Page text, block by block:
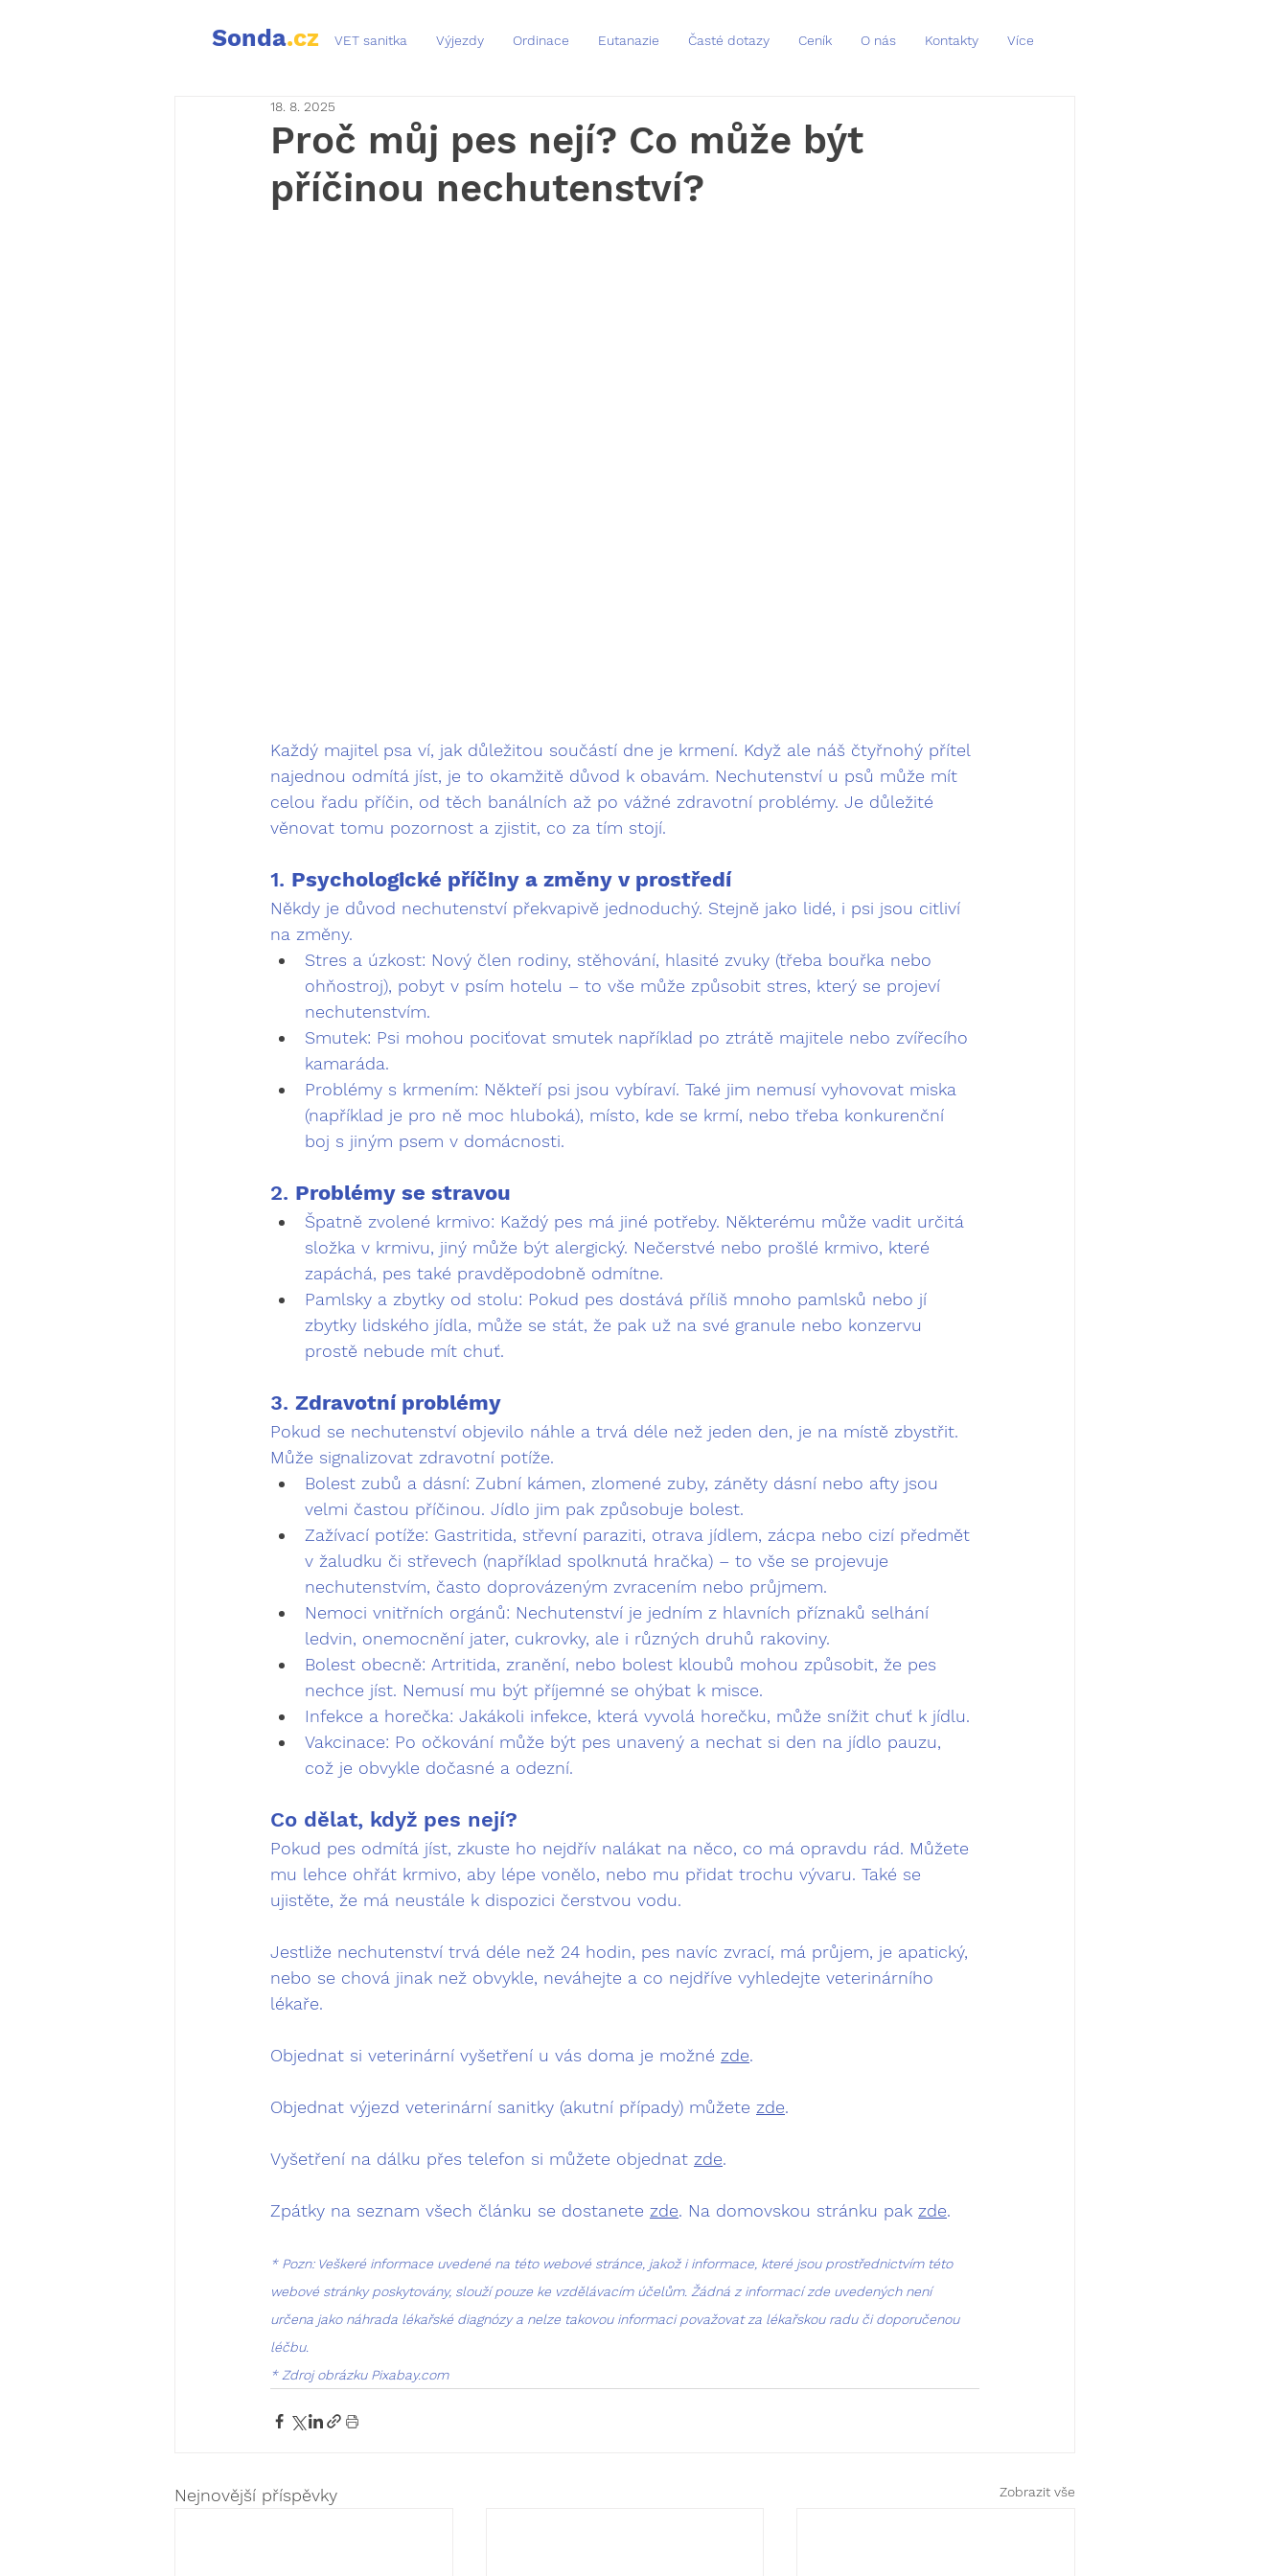
Sonda.cz VET sanitka Výjezdy Ordinace Eutanazie Časté dotazy Ceník O nás Kontakty Více
Proč můj pes nejí? Co může být
příčinou nechutenství?
18. 8. 2025
Každý majitel psa ví, jak důležitou součástí dne je krmení. Když ale náš čtyřnohý přítel
najednou odmítá jíst, je to okamžitě důvod k obavám. Nechutenství u psů může mít
celou řadu příčin, od těch banálních až po vážné zdravotní problémy. Je důležité
věnovat tomu pozornost a zjistit, co za tím stojí.
1. Psychologické příčiny a změny v prostředí
Někdy je důvod nechutenství překvapivě jednoduchý. Stejně jako lidé, i psi jsou citliví
na změny.
Stres a úzkost: Nový člen rodiny, stěhování, hlasité zvuky (třeba bouřka nebo
ohňostroj), pobyt v psím hotelu – to vše může způsobit stres, který se projeví
nechutenstvím.
Smutek: Psi mohou pociťovat smutek například po ztrátě majitele nebo zvířecího
kamaráda.
Problémy s krmením: Někteří psi jsou vybíraví. Také jim nemusí vyhovovat miska
(například je pro ně moc hluboká), místo, kde se krmí, nebo třeba konkurenční
boj s jiným psem v domácnosti.
2. Problémy se stravou
Špatně zvolené krmivo: Každý pes má jiné potřeby. Některému může vadit určitá
složka v krmivu, jiný může být alergický. Nečerstvé nebo prošlé krmivo, které
zapáchá, pes také pravděpodobně odmítne.
Pamlsky a zbytky od stolu: Pokud pes dostává příliš mnoho pamlsků nebo jí
zbytky lidského jídla, může se stát, že pak už na své granule nebo konzervu
prostě nebude mít chuť.
3. Zdravotní problémy
Pokud se nechutenství objevilo náhle a trvá déle než jeden den, je na místě zbystřit.
Může signalizovat zdravotní potíže.
Bolest zubů a dásní: Zubní kámen, zlomené zuby, záněty dásní nebo afty jsou
velmi častou příčinou. Jídlo jim pak způsobuje bolest.
Zažívací potíže: Gastritida, střevní paraziti, otrava jídlem, zácpa nebo cizí předmět
v žaludku či střevech (například spolknutá hračka) – to vše se projevuje
nechutenstvím, často doprovázeným zvracením nebo průjmem.
Nemoci vnitřních orgánů: Nechutenství je jedním z hlavních příznaků selhání
ledvin, onemocnění jater, cukrovky, ale i různých druhů rakoviny.
Bolest obecně: Artritida, zranění, nebo bolest kloubů mohou způsobit, že pes
nechce jíst. Nemusí mu být příjemné se ohýbat k misce.
Infekce a horečka: Jakákoli infekce, která vyvolá horečku, může snížit chuť k jídlu.
Vakcinace: Po očkování může být pes unavený a nechat si den na jídlo pauzu,
což je obvykle dočasné a odezní.
Co dělat, když pes nejí?
Pokud pes odmítá jíst, zkuste ho nejdřív nalákat na něco, co má opravdu rád. Můžete
mu lehce ohřát krmivo, aby lépe vonělo, nebo mu přidat trochu vývaru. Také se
ujistěte, že má neustále k dispozici čerstvou vodu.
Jestliže nechutenství trvá déle než 24 hodin, pes navíc zvrací, má průjem, je apatický,
nebo se chová jinak než obvykle, neváhejte a co nejdříve vyhledejte veterinárního
lékaře.
Objednat si veterinární vyšetření u vás doma je možné zde.
Objednat výjezd veterinární sanitky (akutní případy) můžete zde.
Vyšetření na dálku přes telefon si můžete objednat zde.
Zpátky na seznam všech článku se dostanete zde. Na domovskou stránku pak zde.
* Pozn: Veškeré informace uvedené na této webové stránce, jakož i informace, které jsou prostřednictvím této
webové stránky poskytovány, slouží pouze ke vzdělávacím účelům. Žádná z informací zde uvedených není
určena jako náhrada lékařské diagnózy a nelze takovou informaci považovat za lékařskou radu či doporučenou
léčbu.
* Zdroj obrázku Pixabay.com
Nejnovější příspěvky Zobrazit vše